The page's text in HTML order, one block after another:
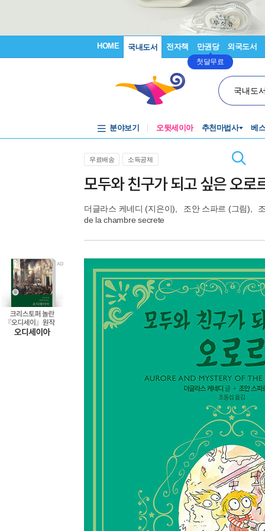
HOME 국내도서 전자책 만권당
첫달무료
외국도서
국내도
분야보기 오뒷세이아 추천마법사 베
무료배송 소득공제
모두와 친구가 되고 싶은 오로
더글라스 케네디 (지은이), 조안 스파르 (그림),
de la chambre secrete